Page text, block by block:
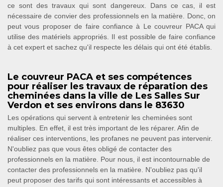
ce sont des travaux qui sont dangereux. Dans ce cas, il est
nécessaire de convier des professionnels en la matière. Donc, on
peut vous proposer de faire confiance à Le couvreur PACA qui
utilise des matériels appropriés. Il est possible de faire confiance
à cet expert et sachez qu'il respecte les délais qui ont été établis.
Le couvreur PACA et ses compétences
pour réaliser les travaux de réparation des
cheminées dans la ville de Les Salles Sur
Verdon et ses environs dans le 83630
Les opérations qui servent à entretenir les cheminées sont
multiples. En effet, il est très important de les réparer. Afin de
réaliser ces interventions, les profanes ne peuvent pas intervenir.
N'oubliez pas que vous êtes obligé de contacter des
professionnels en la matière. Pour nous, il est incontournable de
contacter des professionnels en la matière. N'oubliez pas qu'il
peut proposer des tarifs qui sont intéressants et accessibles à